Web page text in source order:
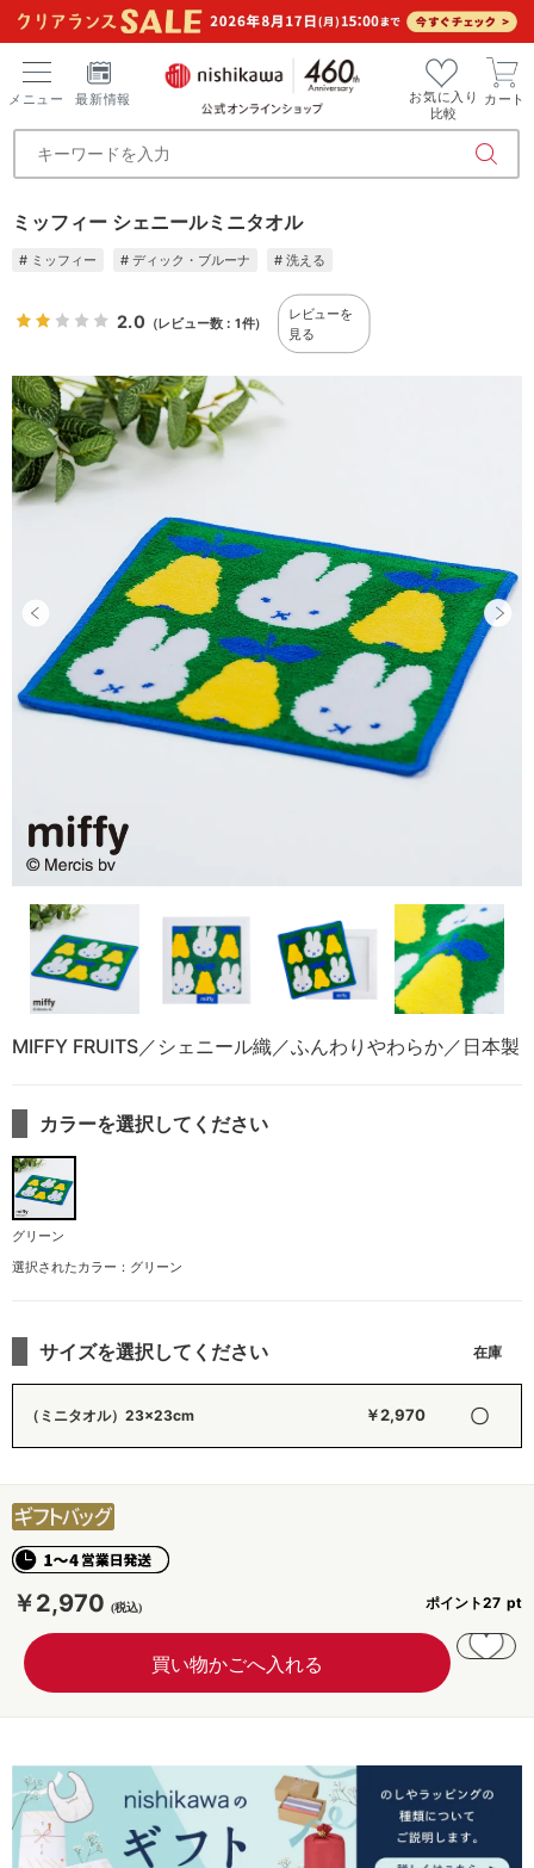
メニュー 最新情報
お気に入り
比較
カート
ミッフィー シェニールミニタオル
# ミッフィー # ディック・ブルーナ # 洗える
2.0（レビュー数：1件）
レビューを
見る
MIFFY FRUITS／シェニール織／ふんわりやわらか／日本製
￥2,970 ポイント27
カラーを選択してください
グリーン
選択されたカラー：グリーン
サイズを選択してください
（ミニタオル）23×23cm ￥2,970 〇